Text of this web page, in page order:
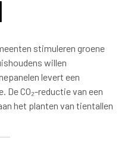
stimuleren groene
willen
levert een
De CO₂-reductie van een
het planten van tientallen